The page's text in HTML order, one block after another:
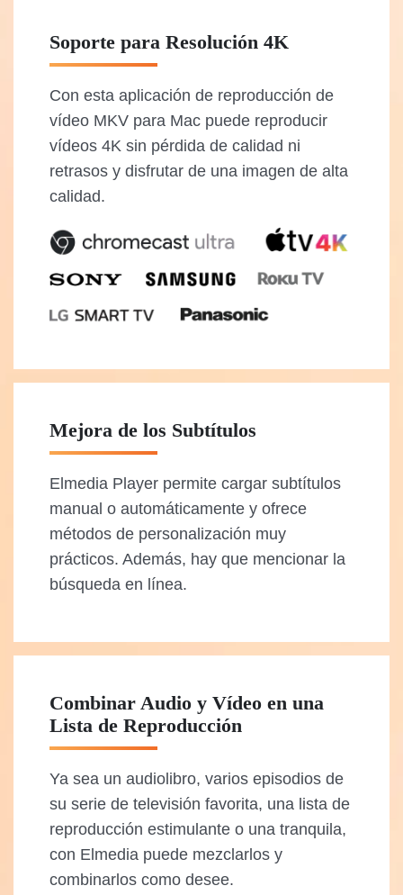
Soporte para Resolución 4K
Con esta aplicación de reproducción de
vídeo MKV para Mac puede reproducir
vídeos 4K sin pérdida de calidad ni
retrasos y disfrutar de una imagen de alta
calidad.
Mejora de los Subtítulos
Elmedia Player permite cargar subtítulos
manual o automáticamente y ofrece
métodos de personalización muy
prácticos. Además, hay que mencionar la
búsqueda en línea.
Combinar Audio y Vídeo en una
Lista de Reproducción
Ya sea un audiolibro, varios episodios de
su serie de televisión favorita, una lista de
reproducción estimulante o una tranquila,
con Elmedia puede mezclarlos y
combinarlos como desee.